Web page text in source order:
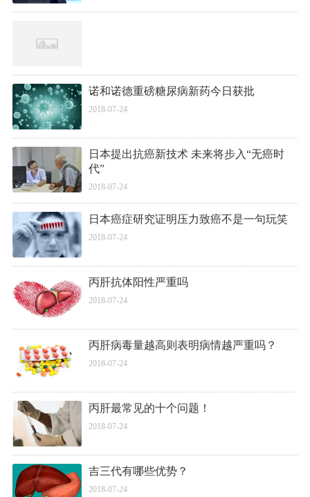
诺和诺德重磅糖尿病新药今日获批
2018-07-24
日本提出抗癌新技术 未来将步入“无癌时
代”
2018-07-24
日本癌症研究证明压力致癌不是一句玩笑
2018-07-24
丙肝抗体阳性严重吗
2018-07-24
丙肝病毒量越高则表明病情越严重吗？
2018-07-24
丙肝最常见的十个问题！
2018-07-24
吉三代有哪些优势？
2018-07-24